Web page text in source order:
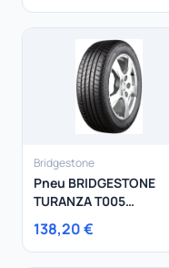
Bridgestone
Pneu BRIDGESTONE
TURANZA T005
215/50R18 92W
138,20 €